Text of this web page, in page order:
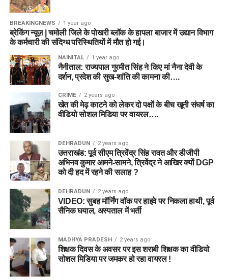
BREAKINGNEWS 1 year ago
ब्रेकिंग न्यूज़ | चमोली जिले के पोखरी ब्लॉक के हापला बाजार में उद्यान विभाग
के कर्मचारी की संदिग्ध परिस्थितियों में मौत हो गई।
NAINITAL 1 year ago
नैनीताल: राज्यपाल गुरमीत सिंह ने किए मां नैना देवी के
दर्शन, प्रदेश की सुख-शांति की कामना की….
CRIME 2 years ago
खेत की मेढ़ काटने को लेकर दो पक्षों के बीच खूनी संघर्ष का
वीडियो सोशल मिडिया पर वायरल….
DEHRADUN 2 years ago
उत्तराखंड: पूर्व सीएम त्रिवेंद्र सिंह रावत और डीजीपी
अभिनव कुमार आमने-सामने, त्रिवेंद्र ने आखिर क्यों DGP
को दी हद में रहने की सलाह ?
DEHRADUN 2 years ago
VIDEO: सुबह मॉर्निंग वॉक पर हाइवे पर निकला हाथी, पूर्व
सैनिक घयाल, अस्पताल में भर्ती
MADHYA PRADESH 2 years ago
शिक्षक दिवस के अवसर पर इस शराबी शिक्षक का वीडियो
सोशल मिडिया पर जमकर हो रहा वायरल !